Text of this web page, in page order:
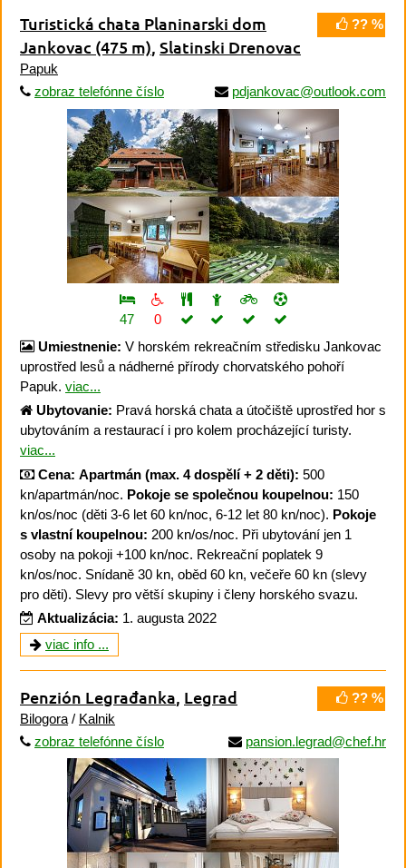
?? %
Turistická chata Planinarski dom
Jankovac (475 m), Slatinski Drenovac
Papuk
zobraz telefónne číslo
pdjankovac@outlook.com
47
0
Umiestnenie: V horském rekreačním středisku Jankovac
uprostřed lesů a nádherné přírody chorvatského pohoří
Papuk. viac...
Ubytovanie: Pravá horská chata a útočiště uprostřed hor s
ubytováním a restaurací i pro kolem procházející turisty.
viac...
Cena: Apartmán (max. 4 dospělí + 2 děti): 500
kn/apartmán/noc. Pokoje se společnou koupelnou: 150
kn/os/noc (děti 3-6 let 60 kn/noc, 6-12 let 80 kn/noc). Pokoje
s vlastní koupelnou: 200 kn/os/noc. Při ubytování jen 1
osoby na pokoji +100 kn/noc. Rekreační poplatek 9
kn/os/noc. Snídaně 30 kn, oběd 60 kn, večeře 60 kn (slevy
pro děti). Slevy pro větší skupiny i členy horského svazu.
Aktualizácia: 1. augusta 2022
viac info ...
?? %
Penzión Legrađanka, Legrad
Bilogora / Kalnik
zobraz telefónne číslo
pansion.legrad@chef.hr